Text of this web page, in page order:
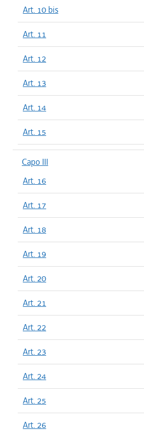
Art. 10 bis
Art. 11
Art. 12
Art. 13
Art. 14
Art. 15
Capo III
Art. 16
Art. 17
Art. 18
Art. 19
Art. 20
Art. 21
Art. 22
Art. 23
Art. 24
Art. 25
Art. 26